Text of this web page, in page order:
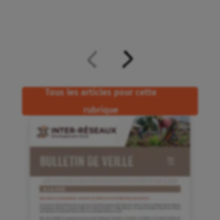
Tous les articles pour cette
rubrique